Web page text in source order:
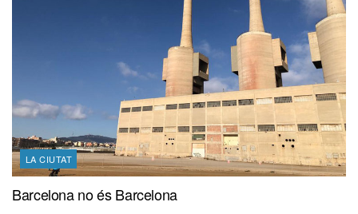
LA CIUTAT
Barcelona no és Barcelona